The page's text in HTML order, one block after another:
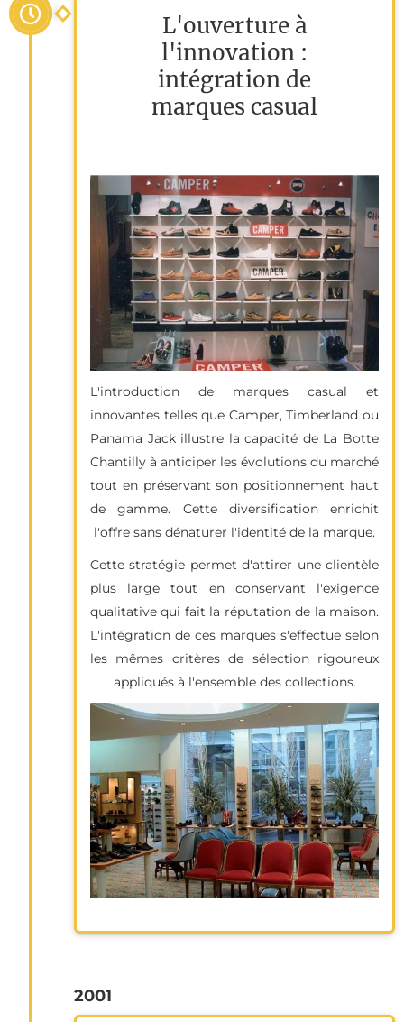
L'ouverture à
l'innovation :
intégration de
marques casual
L'introduction de marques casual et
innovantes telles que Camper, Timberland ou
Panama Jack illustre la capacité de La Botte
Chantilly à anticiper les évolutions du marché
tout en préservant son positionnement haut
de gamme. Cette diversification enrichit
l'offre sans dénaturer l'identité de la marque.
Cette stratégie permet d'attirer une clientèle
plus large tout en conservant l'exigence
qualitative qui fait la réputation de la maison.
L'intégration de ces marques s'effectue selon
les mêmes critères de sélection rigoureux
appliqués à l'ensemble des collections.
2001